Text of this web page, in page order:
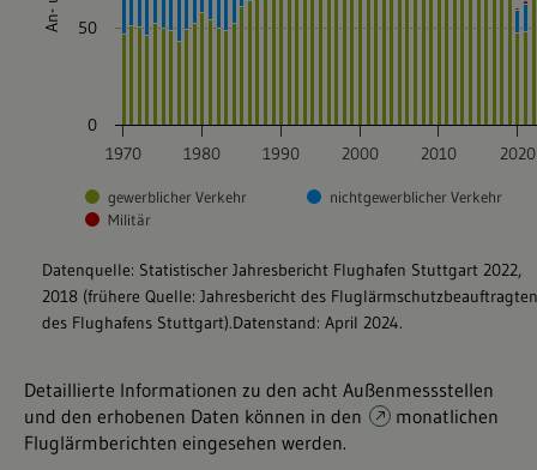
Detaillierte Informationen zu den acht Außenmessstellen
und den erhobenen Daten können in den
monatlichen
Fluglärmberichten eingesehen werden.